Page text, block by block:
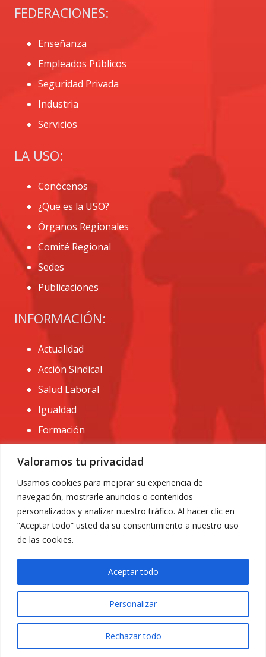
Valoramos tu privacidad
Usamos cookies para mejorar su experiencia de
navegación, mostrarle anuncios o contenidos
personalizados y analizar nuestro tráfico. Al hacer clic en
“Aceptar todo” usted da su consentimiento a nuestro uso
de las cookies.
Personalizar
Rechazar todo
Aceptar todo
FEDERACIONES:
Enseñanza
Empleados Públicos
Seguridad Privada
Industria
Servicios
LA USO:
Conócenos
¿Que es la USO?
Órganos Regionales
Comité Regional
Sedes
Publicaciones
INFORMACIÓN:
Actualidad
Acción Sindical
Salud Laboral
Igualdad
Formación
CONTACTO:
administracion@usomurcia.org
968 25 01 20
C/ Huerto de las bombas nº6. 30009 Murcia
Privacidad|
© 2018 Todos los derechos reservados. Diseño web
ACRILONIA